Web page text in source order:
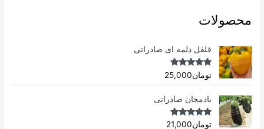
محصولات
فلفل دلمه ای صادراتی
Rated4.96
out of 5
تومان25,000
بادمجان صادراتی
Rated4.75
تومان21,000